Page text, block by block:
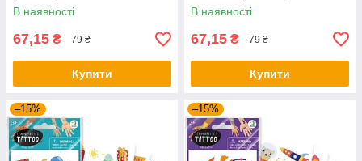
В наявності
67,15 ₴ 79 ₴
Купити
В наявності
67,15 ₴ 79 ₴
Купити
–15% –15%